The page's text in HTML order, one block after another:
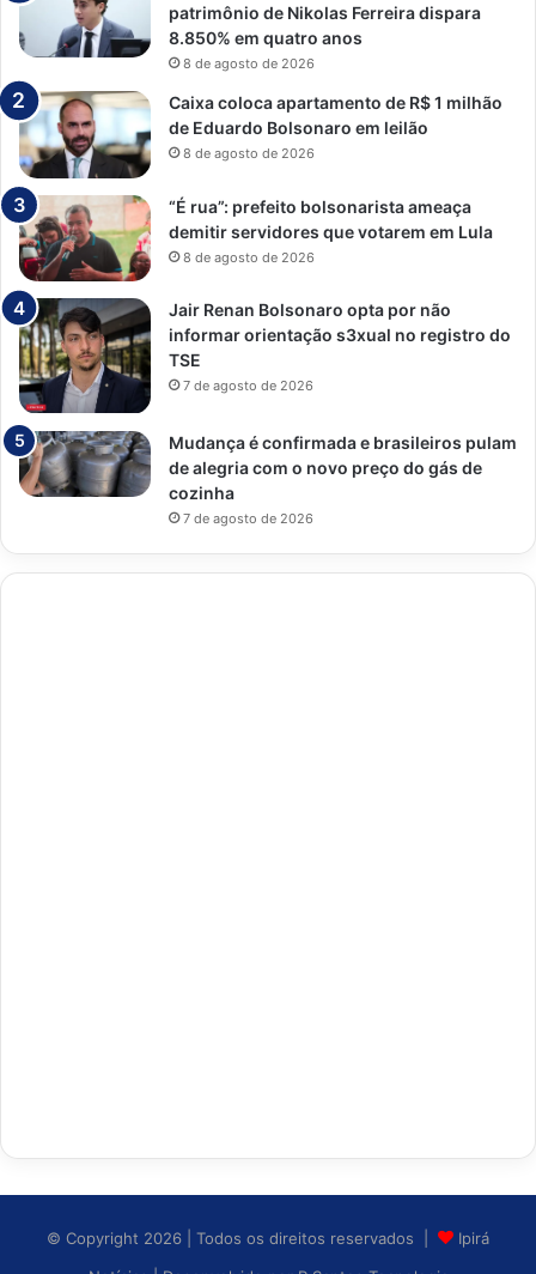
patrimônio de Nikolas Ferreira dispara
8.850% em quatro anos
8 de agosto de 2026
Caixa coloca apartamento de R$ 1 milhão
de Eduardo Bolsonaro em leilão
8 de agosto de 2026
“É rua”: prefeito bolsonarista ameaça
demitir servidores que votarem em Lula
8 de agosto de 2026
Jair Renan Bolsonaro opta por não
informar orientação s3xual no registro do
TSE
7 de agosto de 2026
Mudança é confirmada e brasileiros pulam
de alegria com o novo preço do gás de
cozinha
7 de agosto de 2026
© Copyright 2026 | Todos os direitos reservados |
Ipirá